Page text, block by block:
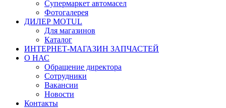
Супермаркет автомасел
Фотогалерея
ДИЛЕР MOTUL
Для магазинов
Каталог
ИНТЕРНЕТ-МАГАЗИН ЗАПЧАСТЕЙ
О НАС
Обращение директора
Сотрудники
Вакансии
Новости
Контакты